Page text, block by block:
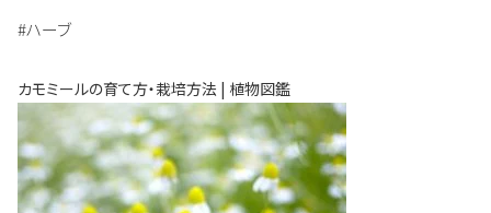
#ハーブ
カモミールの育て方・栽培方法 | 植物図鑑